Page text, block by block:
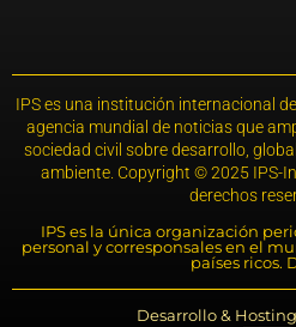
IPS es una institución internacional
agencia mundial de noticias que
sociedad civil sobre desarrollo,
ambiente. Copyright © 2025 IPS-
derechos
IPS es la única organización
personal y corresponsales en el
países ricos.
Desarrollo &